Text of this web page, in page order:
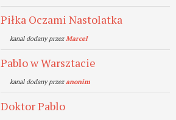
Piłka Oczami Nastolatka
kanal dodany przezMarcel
Pablo w Warsztacie
kanal dodany przezanonim
Doktor Pablo